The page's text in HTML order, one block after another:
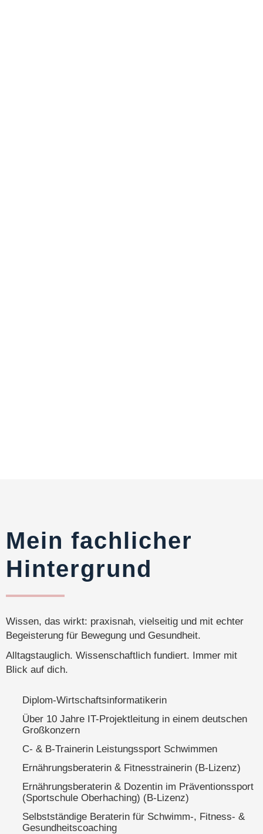
Mein fachlicher
Hintergrund
Wissen, das wirkt: praxisnah, vielseitig und mit echter
Begeisterung für Bewegung und Gesundheit.
Alltagstauglich. Wissenschaftlich fundiert. Immer mit
Blick auf dich.
Diplom-Wirtschaftsinformatikerin
Über 10 Jahre IT-Projektleitung in einem deutschen
Großkonzern
C- & B-Trainerin Leistungssport Schwimmen
Ernährungsberaterin & Fitnesstrainerin (B-Lizenz)
Ernährungsberaterin & Dozentin im Präventionssport
(Sportschule Oberhaching) (B-Lizenz)
Selbstständige Beraterin für Schwimm-, Fitness- &
Gesundheitscoaching